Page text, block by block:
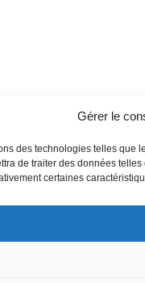
Gérer le
des technologies telles
de traiter des données
certaines